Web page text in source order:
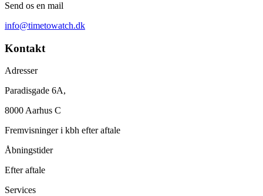
Send os en mail
info@timetowatch.dk
Kontakt
Adresser
Paradisgade 6A,
8000 Aarhus C
Fremvisninger i kbh efter aftale
Åbningstider
Efter aftale
Services